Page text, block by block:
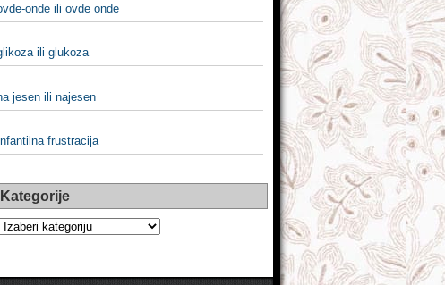
onde ili ovde onde
ili glukoza
jesen ili najesen
Infantilna frustracija
Kategorije
Kategorije